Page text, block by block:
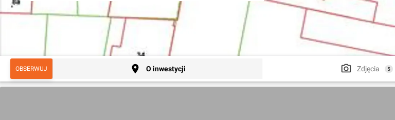
OBSERWUJ O inwestycji Zdjęcia 5